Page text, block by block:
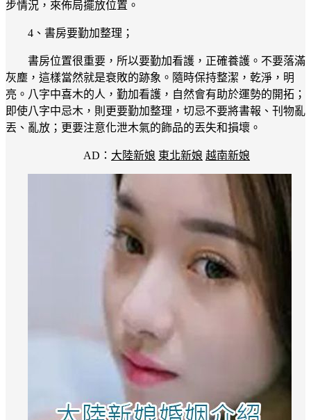
步情況，來佈局擺放位置。
4、書房要勤加整理；
書房位置很重要，所以要勤加看護，正確養護。不要落滿
灰塵，這樣當然就是衰敗的跡象。隨時保持整潔，乾淨，明
亮。八字中喜木的人，勤加看護，自然會有助於運勢的開拓；
即使八字中忌木，則更要勤加整理，切忌不要將書報、刊物亂
丟、亂放；更要注意化泄木氣的飾品的丟失和損壞。
AD： 大陸新娘 東北新娘 越南新娘